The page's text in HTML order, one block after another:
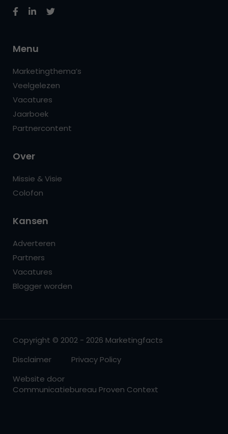
Menu
Marketingthema’s
Veelgelezen
Vacatures
Jaarboek
Partnercontent
Over
Missie & Visie
Colofon
Kansen
Adverteren
Partners
Vacatures
Blogger worden
Copyright © 2002 - 2026 Marketingfacts
Disclaimer
Privacy Policy
Website door
Communicatiebureau Proven Context